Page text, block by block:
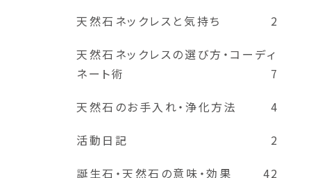
天然石ネックレスと気持ち
2
天然石ネックレスの選び方・コーディ
ネート術
7
天然石のお手入れ・浄化方法
4
活動日記
2
誕生石・天然石の意味・効果
42